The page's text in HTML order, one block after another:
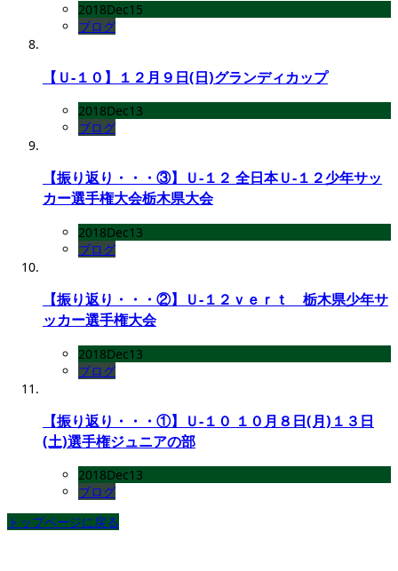
2018Dec15
ブログ
【Ｕ-１０】１２月９日(日)グランディカップ
2018Dec13
ブログ
【振り返り・・・③】Ｕ-１２ 全日本Ｕ-１２少年サッ
カー選手権大会栃木県大会
2018Dec13
ブログ
【振り返り・・・②】Ｕ-１２ｖｅｒｔ 栃木県少年サ
ッカー選手権大会
2018Dec13
ブログ
【振り返り・・・①】Ｕ-１０ １０月８日(月)１３日
(土)選手権ジュニアの部
2018Dec13
ブログ
トップページに戻る